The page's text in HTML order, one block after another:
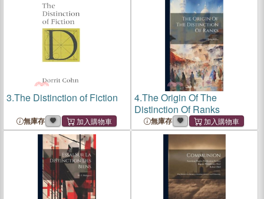
3.The Distinction of Fiction
無庫存
4.The Origin Of The
Distinction Of Ranks
無庫存